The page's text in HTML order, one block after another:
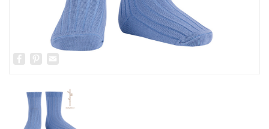
Facebook
Pinterest